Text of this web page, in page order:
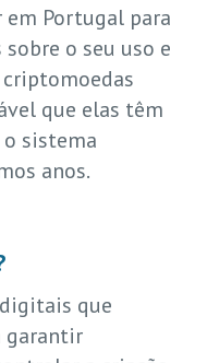
Portugal para
o seu uso e
que elas têm
sistema
anos.
que
garantir